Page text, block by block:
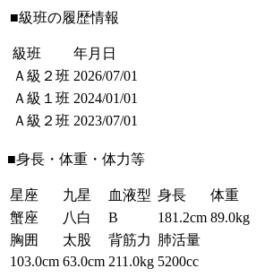
■級班の履歴情報
級班
年月日
Ａ級２班 2026/07/01
Ａ級１班 2024/01/01
Ａ級２班 2023/07/01
■身長・体重・体力等
星座 九星 血液型 身長
体重
蟹座
八白 B 181.2cm 89.0kg
胸囲
太股 背筋力 肺活量
103.0cm 63.0cm 211.0kg 5200cc